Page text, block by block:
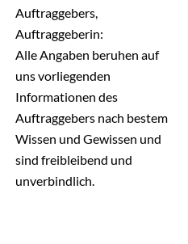
Auftraggebers,
Auftraggeberin:
Alle Angaben beruhen auf
uns vorliegenden
Informationen des
Auftraggebers nach bestem
Wissen und Gewissen und
sind freibleibend und
unverbindlich.